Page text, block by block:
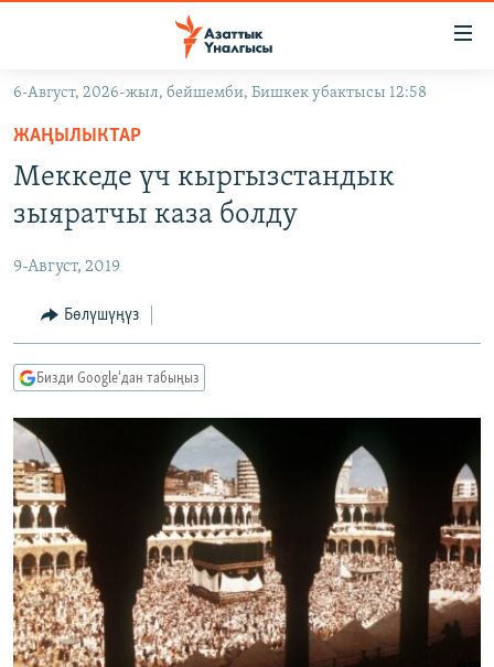
Навигацияга
өтүңүз
Издөөгө
салыңыз
ЭКОНОМИКА
МАДАНИЯТ
БОРБОР АЗИЯ
УКРАИНА
АТАЙЫН ИЛИКТӨӨ
ТВ ПРОГРАММАЛАР
ЭКСПЕРТТЕР ТАЛДАЙТ
БИЗ ЖАНА ДҮЙНӨ
ДАНИСТЕ
ЭЖЕ-СИҢДИЛЕР
АЗАТТЫК+
ЫҢГАЙСЫЗ СУРООЛОР
ӨЗГӨЧӨ ПИКИР
Русский
ОНЛАЙН ШЕРИНЕ
6-Август, 2026-жыл, бейшемби, Бишкек убактысы 12:58
ЖАҢЫЛЫКТАР
Меккеде үч кыргызстандык
зыяратчы каза болду
9-Август, 2019
Бөлүшүңүз
Бизди Google'дан табыңыз